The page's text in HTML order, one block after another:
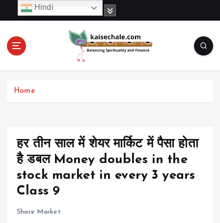
c
Home
हर तीन साल में शेयर मार्किट में पैसा होता
है डबल Money doubles in the
stock market in every 3 years
Class 9
Share Market
Hindi